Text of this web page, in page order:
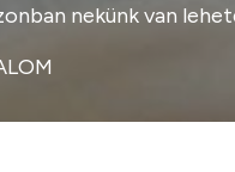
nekünk van